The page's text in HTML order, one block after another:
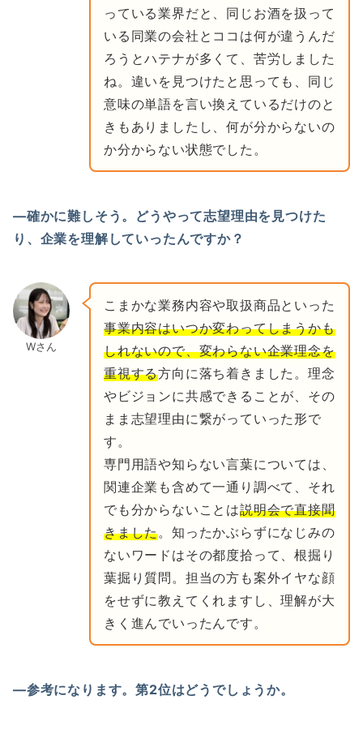
っている業界だと、同じお酒を扱って
いる同業の会社とココは何が違うんだ
ろうとハテナが多くて、苦労しました
ね。違いを見つけたと思っても、同じ
意味の単語を言い換えているだけのと
きもありましたし、何が分からないの
か分からない状態でした。
―確かに難しそう。どうやって志望理由を見つけた
り、企業を理解していったんですか？
Wさん
こまかな業務内容や取扱商品といった
事業内容はいつか変わってしまうかも
しれないので、変わらない企業理念を
重視する方向に落ち着きました。理念
やビジョンに共感できることが、その
まま志望理由に繋がっていった形で
す。
専門用語や知らない言葉については、
関連企業も含めて一通り調べて、それ
でも分からないことは説明会で直接聞
きました。知ったかぶらずになじみの
ないワードはその都度拾って、根掘り
葉掘り質問。担当の方も案外イヤな顔
をせずに教えてくれますし、理解が大
きく進んでいったんです。
―参考になります。第2位はどうでしょうか。